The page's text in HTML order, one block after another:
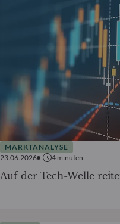
MARKTANALYSE
23.06.2026
4 minuten
Auf der Tech-Welle